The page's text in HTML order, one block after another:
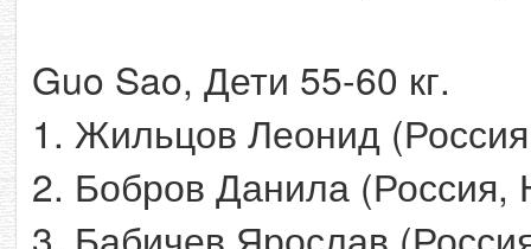
Guo Sao, Дети 55-60 кг.
1. Жильцов Леонид
2. Бобров Данила (Россия,